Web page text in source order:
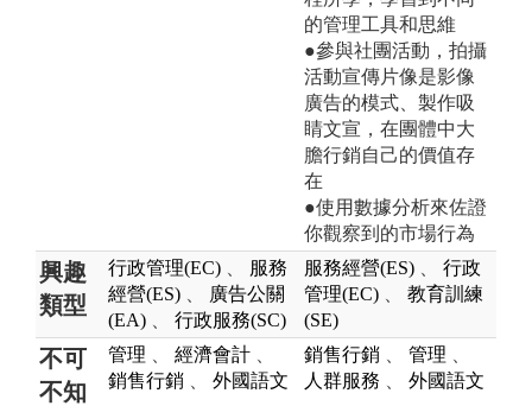
的管理工具和思維
●參與社團活動，拍攝
活動宣傳片像是影像
廣告的模式、製作吸
睛文宣，在團體中大
膽行銷自己的價值存
在
●使用數據分析來佐證
你觀察到的市場行為
興趣
類型
行政管理(EC)
服務
經營(ES)
廣告公關
(EA)
行政服務(SC)
服務經營(ES)
行政
管理(EC)
教育訓練
(SE)
不可
不知
管理 經濟會計
銷售行銷
外國語文
銷售行銷 管理
人群服務
外國語文